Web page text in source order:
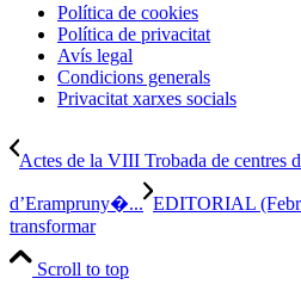
Política de cookies
Política de privacitat
Avís legal
Condicions generals
Privacitat xarxes socials
Actes de la VIII Trobada de centres
d’Erampruny�... EDITORIAL
transformar
Scroll to top